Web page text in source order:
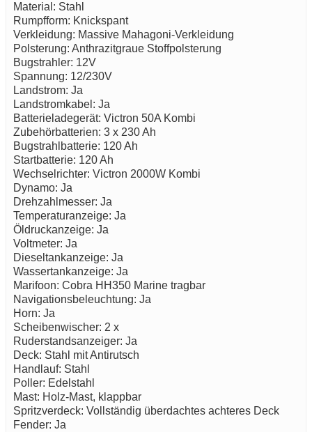
Material: Stahl
Rumpfform: Knickspant
Verkleidung: Massive Mahagoni-Verkleidung
Polsterung: Anthrazitgraue Stoffpolsterung
Bugstrahler: 12V
Spannung: 12/230V
Landstrom: Ja
Landstromkabel: Ja
Batterieladegerät: Victron 50A Kombi
Zubehörbatterien: 3 x 230 Ah
Bugstrahlbatterie: 120 Ah
Startbatterie: 120 Ah
Wechselrichter: Victron 2000W Kombi
Dynamo: Ja
Drehzahlmesser: Ja
Temperaturanzeige: Ja
Öldruckanzeige: Ja
Voltmeter: Ja
Dieseltankanzeige: Ja
Wassertankanzeige: Ja
Marifoon: Cobra HH350 Marine tragbar
Navigationsbeleuchtung: Ja
Horn: Ja
Scheibenwischer: 2 x
Ruderstandsanzeiger: Ja
Deck: Stahl mit Antirutsch
Handlauf: Stahl
Poller: Edelstahl
Mast: Holz-Mast, klappbar
Spritzverdeck: Vollständig überdachtes achteres Deck
Fender: Ja